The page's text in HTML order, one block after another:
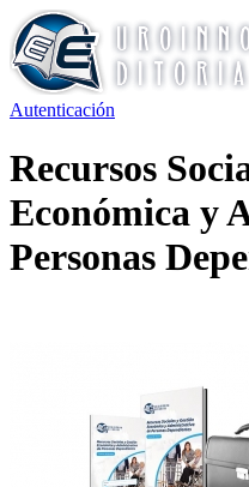
Autenticación
Recursos
Económica y
Personas